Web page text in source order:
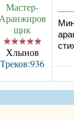
Мастер-
щик
Хлынов
Треков:936